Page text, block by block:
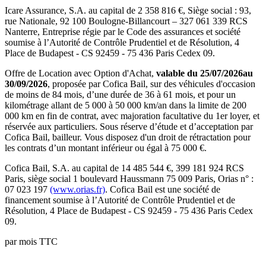
Icare Assurance, S.A. au capital de 2 358 816 €, Siège social : 93,
rue Nationale, 92 100 Boulogne-Billancourt – 327 061 339 RCS
Nanterre, Entreprise régie par le Code des assurances et société
soumise à l’Autorité de Contrôle Prudentiel et de Résolution, 4
Place de Budapest - CS 92459 - 75 436 Paris Cedex 09.
Offre de Location avec Option d'Achat, valable du 25/07/2026au
30/09/2026, proposée parCofica Bail, sur des véhicules d'occasion
de moins de 84 mois, d’une durée de 36 à 61 mois, et pour un
kilométrage allant de 5 000 à 50 000 km/an dans la limite de 200
000 km en fin de contrat, avec majoration facultative du 1er loyer, et
réservée aux particuliers. Sous réserve d’étude et d’acceptation par
Cofica Bail, bailleur. Vous disposez d'un droit de rétractation pour
les contrats d’un montant inférieur ou égal à 75 000 €.
Cofica Bail, S.A. au capital de 14 485 544 €, 399 181 924 RCS
Paris, siège social 1 boulevard Haussmann 75 009 Paris, Orias n° :
07 023 197 (www.orias.fr). Cofica Bail est une société de
financement soumise à l’Autorité de Contrôle Prudentiel et de
Résolution, 4 Place de Budapest - CS 92459 - 75 436 Paris Cedex
09.
par mois TTC